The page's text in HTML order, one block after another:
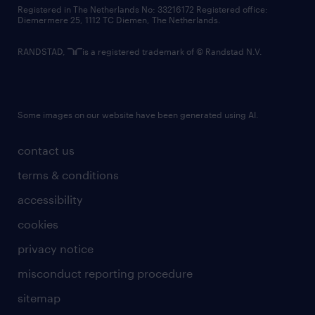
contact us
terms & conditions
accessibility
cookies
privacy notice
misconduct reporting procedure
sitemap
Registered in The Netherlands No: 33216172 Registered office:
Diemermere 25, 1112 TC Diemen, The Netherlands.
RANDSTAD, is a registered trademark of © Randstad N.V.
Some images on our website have been generated using AI.